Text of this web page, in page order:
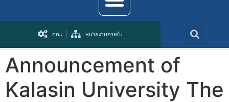
คณะ หน่วยงานภายใน
Announcement of
Kalasin University The